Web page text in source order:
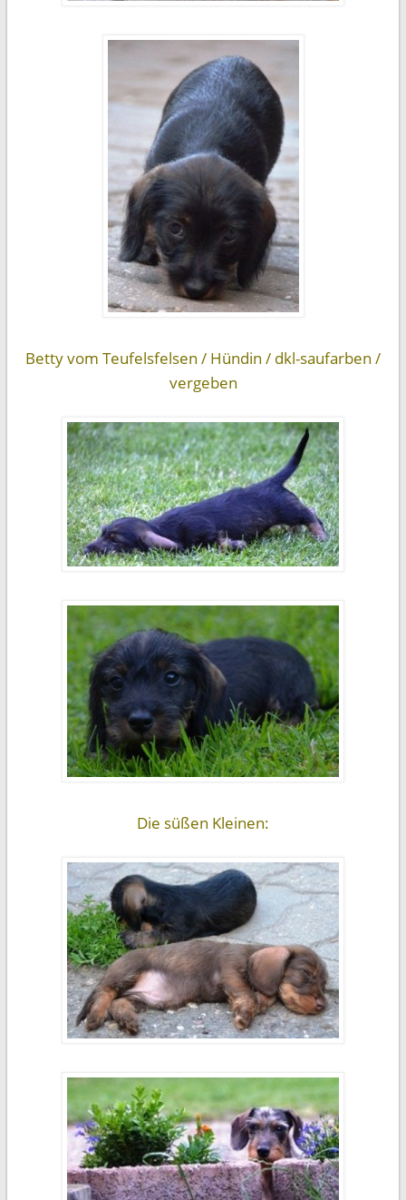
Betty vom Teufelsfelsen / Hündin / dkl-saufarben /
vergeben
Die süßen Kleinen: